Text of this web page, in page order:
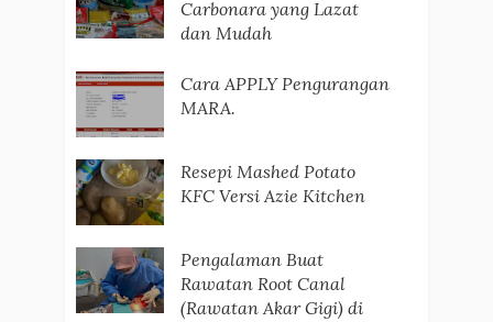
Carbonara yang Lazat
dan Mudah
Cara APPLY Pengurangan
MARA.
Resepi Mashed Potato
KFC Versi Azie Kitchen
Pengalaman Buat
Rawatan Root Canal
(Rawatan Akar Gigi) di